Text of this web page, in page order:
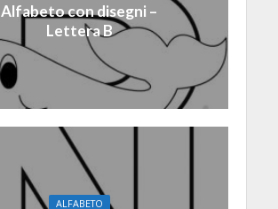
Alfabeto con disegni –
Lettera B
ALFABETO